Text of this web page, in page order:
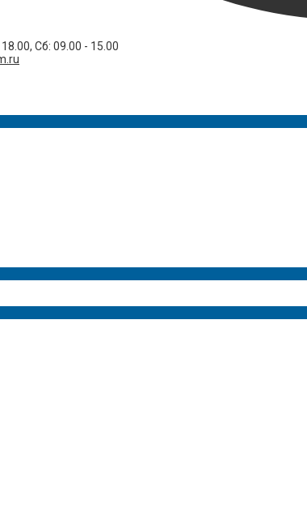
Сб: 09.00 - 15.00